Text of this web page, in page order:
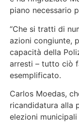
piano necessario
“Che si tratti di
azioni congiunte,
capacità della
arresti – tutto ciò
esemplificato.
Carlos Moedas,
ricandidatura alla
elezioni